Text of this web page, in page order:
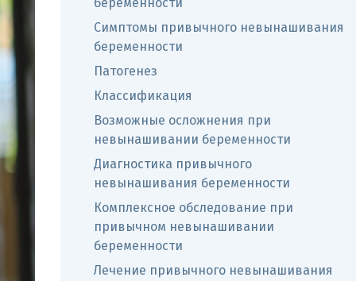
Симптомы привычного невынашивания
беременности
Патогенез
Классификация
Возможные осложнения при
невынашивании беременности
Диагностика привычного
невынашивания беременности
Комплексное обследование при
привычном невынашивании
беременности
Лечение привычного невынашивания